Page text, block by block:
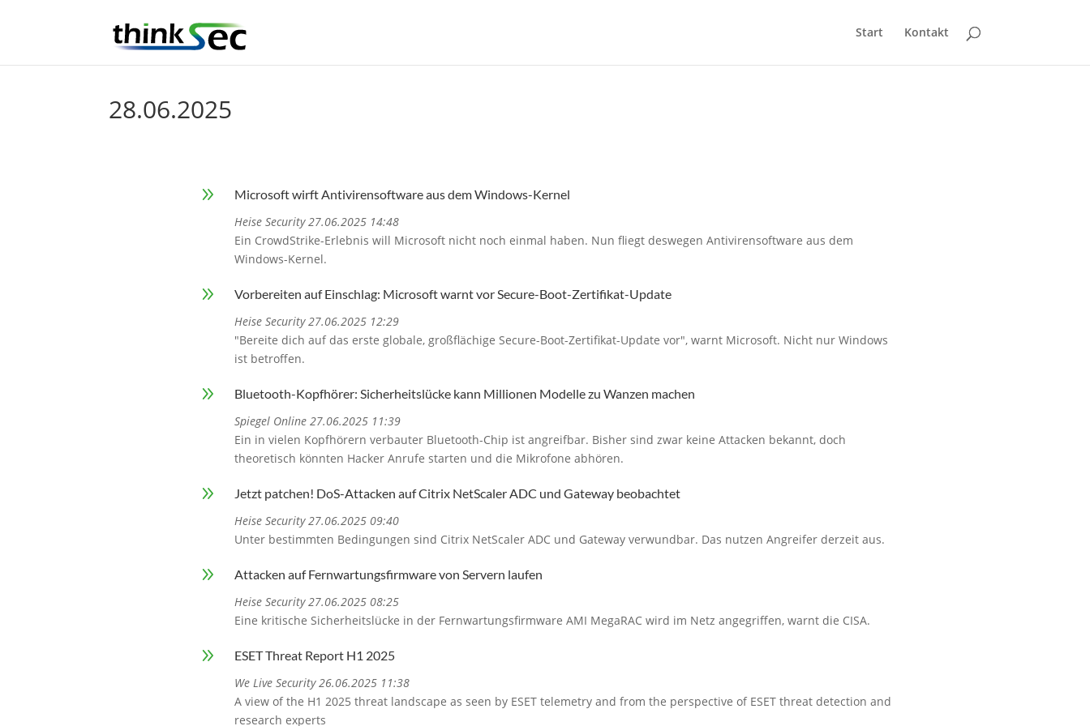
Start Kontakt
28.06.2025
9
Microsoft wirft Antivirensoftware aus dem Windows-Kernel
Heise Security 27.06.2025 14:48
Ein CrowdStrike-Erlebnis will Microsoft nicht noch einmal haben. Nun fliegt deswegen Antivirensoftware aus dem
Windows-Kernel.
9
Vorbereiten auf Einschlag: Microsoft warnt vor Secure-Boot-Zertifikat-Update
Heise Security 27.06.2025 12:29
"Bereite dich auf das erste globale, großflächige Secure-Boot-Zertifikat-Update vor", warnt Microsoft. Nicht nur Windows
ist betroffen.
9
Bluetooth-Kopfhörer: Sicherheitslücke kann Millionen Modelle zu Wanzen machen
Spiegel Online 27.06.2025 11:39
Ein in vielen Kopfhörern verbauter Bluetooth-Chip ist angreifbar. Bisher sind zwar keine Attacken bekannt, doch
theoretisch könnten Hacker Anrufe starten und die Mikrofone abhören.
9
Jetzt patchen! DoS-Attacken auf Citrix NetScaler ADC und Gateway beobachtet
Heise Security 27.06.2025 09:40
Unter bestimmten Bedingungen sind Citrix NetScaler ADC und Gateway verwundbar. Das nutzen Angreifer derzeit aus.
9
Attacken auf Fernwartungsfirmware von Servern laufen
Heise Security 27.06.2025 08:25
Eine kritische Sicherheitslücke in der Fernwartungsfirmware AMI MegaRAC wird im Netz angegriffen, warnt die CISA.
9
ESET Threat Report H1 2025
We Live Security 26.06.2025 11:38
A view of the H1 2025 threat landscape as seen by ESET telemetry and from the perspective of ESET threat detection and
research experts